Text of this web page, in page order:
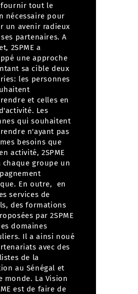
fournir tout le
nécessaire pour
un avenir radieux
partenaires. A
2SPME a
une approche
sa cible deux
les personnes
et celles en
Les
qui souhaitent
n'ayant pas
besoins que
activité, 2SPME
chaque groupe un
En outre, en
services de
des formations
par 2SPME
domaines
Il a ainsi noué
avec des
de la
au Sénégal et
La Vision
est de faire de